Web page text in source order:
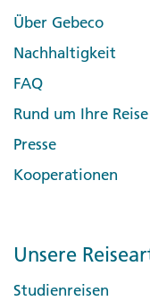
Über Gebeco
Nachhaltigkeit
FAQ
Rund um Ihre Reise
Presse
Kooperationen
Unsere
Studienreisen